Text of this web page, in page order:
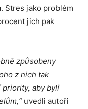
Stres jako problém
jich pak
způsobeny
z nich tak
aby byli
uvedli autoři